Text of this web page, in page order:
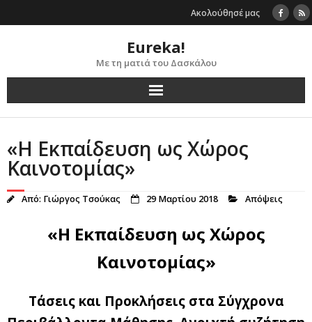
to
Ακολούθησέ μας
Eureka!
Με τη ματιά του Δασκάλου
«Η Εκπαίδευση ως Χώρος
Καινοτομίας»
Από: Γιώργος Τσούκας 29 Μαρτίου 2018 Απόψεις
«Η Εκπαίδευση ως Χώρος
Καινοτομίας»
Τάσεις και Προκλήσεις στα Σύγχρονα